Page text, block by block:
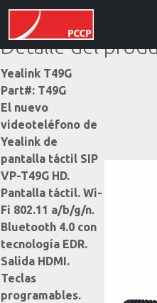
Detalle del
Yealink T49G
Part#: T49G
El nuevo
videoteléfono de
Yealink de
pantalla táctil SIP
VP-T49G HD.
Pantalla táctil. Wi-
Fi 802.11 a/b/g/n.
Bluetooth 4.0 con
tecnología EDR.
Salida HDMI.
Teclas
programables.